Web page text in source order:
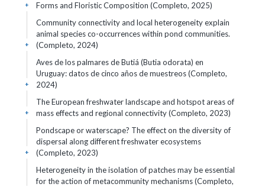
Forms and Floristic Composition (Completo, 2025)
+
Community connectivity and local heterogeneity explain
animal species co-occurrences within pond communities.
(Completo, 2024)
+
Aves de los palmares de Butiá (Butia odorata) en
Uruguay: datos de cinco años de muestreos (Completo,
2024)
+
The European freshwater landscape and hotspot areas of
mass effects and regional connectivity (Completo, 2023)
+
Pondscape or waterscape? The effect on the diversity of
dispersal along different freshwater ecosystems
(Completo, 2023)
+
Heterogeneity in the isolation of patches may be essential
for the action of metacommunity mechanisms (Completo,